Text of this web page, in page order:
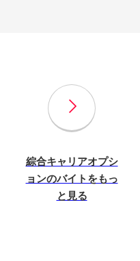
綜合キャリアオプシ
ョンのバイトをもっ
と見る